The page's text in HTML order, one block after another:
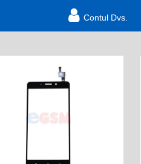
Contul Dvs.